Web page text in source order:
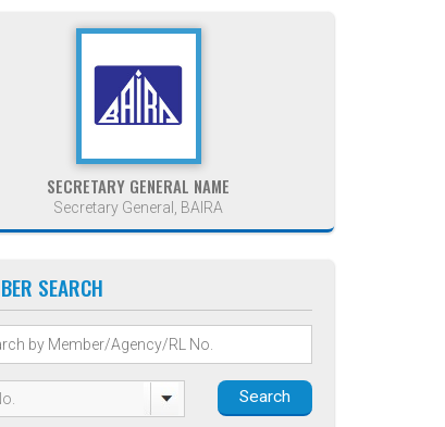
SECRETARY GENERAL NAME
Secretary General, BAIRA
SEARCH
Search